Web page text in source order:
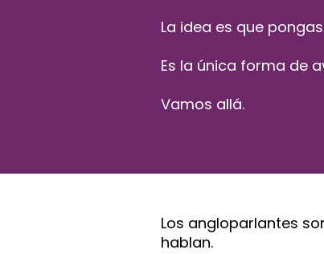
La idea es que
Es la única forma de
Vamos allá.
Los angloparlantes
hablan.